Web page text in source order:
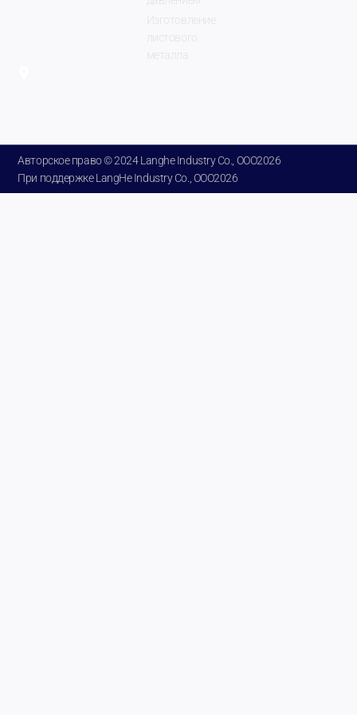
Изготовление
листового
металла
Авторское право © 2024 Langhe Industry Co., ООО2026
При поддержке LangHe Industry Co., ООО2026